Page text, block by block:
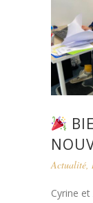
Actualité
Cyrine